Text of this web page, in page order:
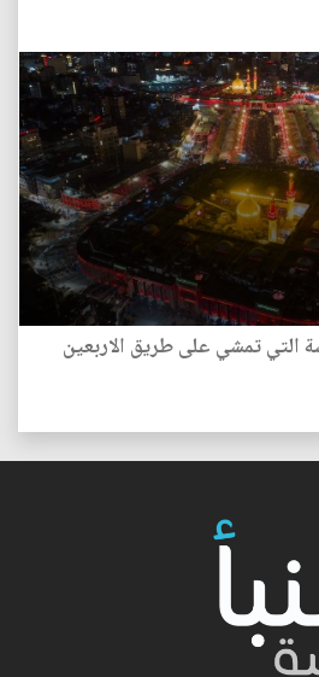
التي تمشي على طريق الاربعين